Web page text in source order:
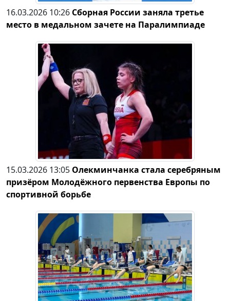
16.03.2026 10:26 Сборная России заняла третье
место в медальном зачете на Паралимпиаде
15.03.2026 13:05 Олекминчанка стала серебряным
призёром Молодёжного первенства Европы по
спортивной борьбе